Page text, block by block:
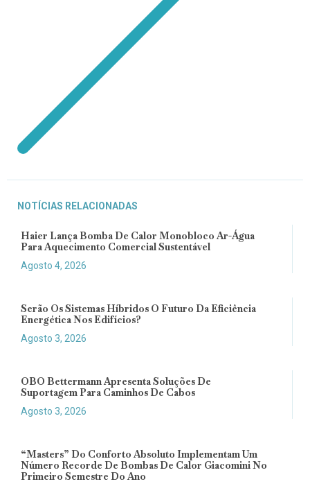
NOTÍCIAS RELACIONADAS
Haier Lança Bomba De Calor Monobloco Ar-Água
Para Aquecimento Comercial Sustentável
Agosto 4, 2026
Serão Os Sistemas Híbridos O Futuro Da Eficiência
Energética Nos Edifícios?
Agosto 3, 2026
OBO Bettermann Apresenta Soluções De
Suportagem Para Caminhos De Cabos
Agosto 3, 2026
“Masters” Do Conforto Absoluto Implementam Um
Número Recorde De Bombas De Calor Giacomini No
Primeiro Semestre Do Ano